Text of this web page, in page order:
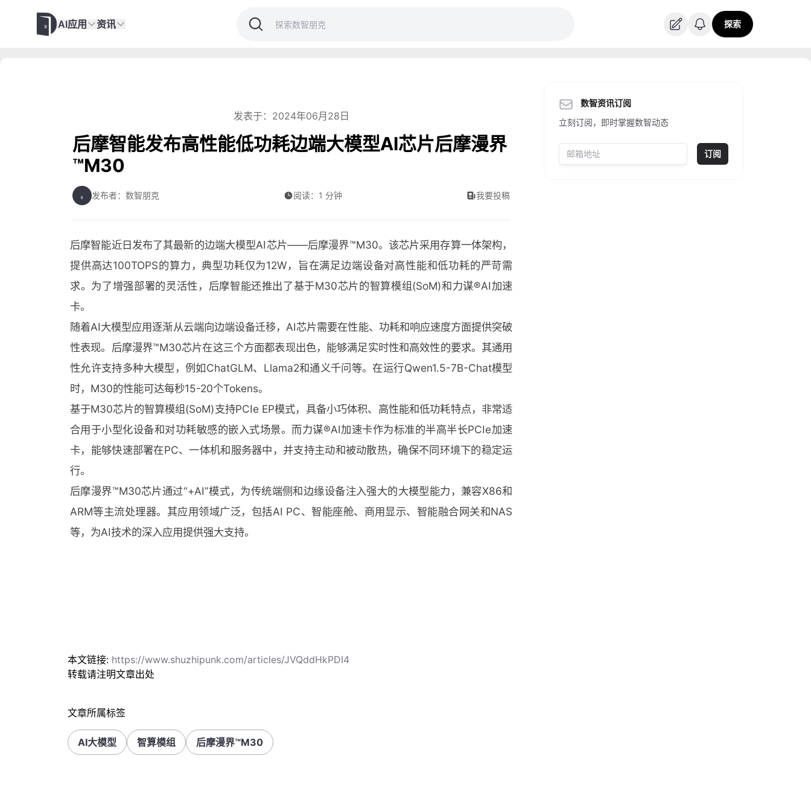
AI应用 资讯 探索
发表于：2024年06月28日
后摩智能发布高性能低功耗边端大模型AI芯片后摩漫界
™️M30
发布者：数智朋克 阅读：1 分钟 我要投稿
后摩智能近日发布了其最新的边端大模型AI芯片——后摩漫界™️M30。该芯片采用存算一体架构，
提供高达100TOPS的算力，典型功耗仅为12W，旨在满足边端设备对高性能和低功耗的严苛需
求。为了增强部署的灵活性，后摩智能还推出了基于M30芯片的智算模组(SoM)和力谋®️AI加速
卡。
随着AI大模型应用逐渐从云端向边端设备迁移，AI芯片需要在性能、功耗和响应速度方面提供突破
性表现。后摩漫界™️M30芯片在这三个方面都表现出色，能够满足实时性和高效性的要求。其通用
性允许支持多种大模型，例如ChatGLM、Llama2和通义千问等。在运行Qwen1.5-7B-Chat模型
时，M30的性能可达每秒15-20个Tokens。
基于M30芯片的智算模组(SoM)支持PCIe EP模式，具备小巧体积、高性能和低功耗特点，非常适
合用于小型化设备和对功耗敏感的嵌入式场景。而力谋®️AI加速卡作为标准的半高半长PCIe加速
卡，能够快速部署在PC、一体机和服务器中，并支持主动和被动散热，确保不同环境下的稳定运
行。
后摩漫界™️M30芯片通过“+AI”模式，为传统端侧和边缘设备注入强大的大模型能力，兼容X86和
ARM等主流处理器。其应用领域广泛，包括AI PC、智能座舱、商用显示、智能融合网关和NAS
等，为AI技术的深入应用提供强大支持。
数智资讯订阅
立刻订阅，即时掌握数智动态
订阅
本文链接: https://www.shuzhipunk.com/articles/JVQddHkPDI4
转载请注明文章出处
文章所属标签
AI大模型 智算模组 后摩漫界™️M30